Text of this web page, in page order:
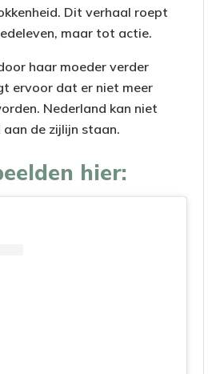
Dit verhaal roept
maar tot actie.
haar moeder verder
ervoor dat er niet meer
Nederland kan niet
de zijlijn staan.
hier: